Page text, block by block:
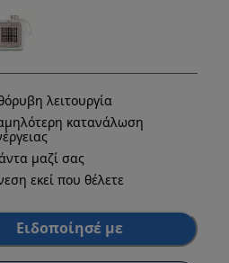
λειτουργία
κατανάλωση
μαζί σας
εκεί που θέλετε
Ειδοποίησέ με